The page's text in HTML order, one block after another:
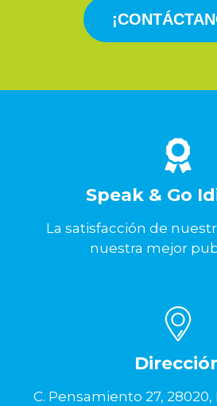
Speak & Go
La satisfacción de
nuestra mejor
C. Pensamiento 27, 28020,